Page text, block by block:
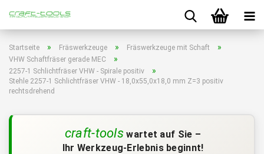
Startseite » Fräswerkzeuge » Fräswerkzeuge mit Schaft »
VHW Schaftfräser gerade MEC »
2257-1 Schlichtfräser VHW - Spirale positiv »
Stehle 2257-1 Schlichtfräser VHW - 18,0x55,0x18,0 mm Z=3 positiv
rechtsdrehend
craft-tools wartet auf Sie –
Ihr Werkzeug-Erlebnis beginnt!